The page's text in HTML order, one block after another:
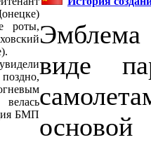
роты,
БМП
Эмблема
виде
основой